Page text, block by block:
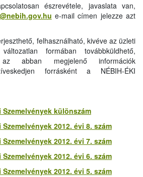
észrevétele, javaslata van,
e-mail címen jelezze azt
felhasználható, kivéve az üzleti
formában továbbküldhető,
abban megjelenő információk
forrásként a NÉBIH-ÉKI
különszám
2012. évi 8. szám
2012. évi 7. szám
2012. évi 6. szám
2012. évi 5. szám